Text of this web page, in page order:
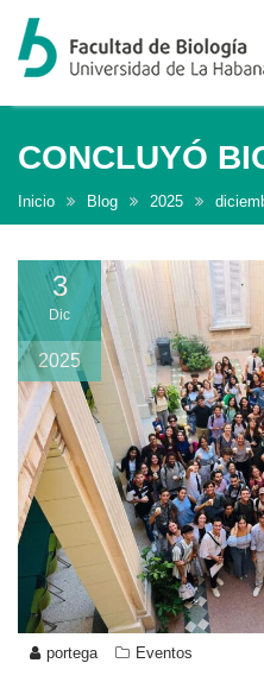
CONCLUYÓ
Inicio Blog 2025
3
Dic
2025
portega Eventos